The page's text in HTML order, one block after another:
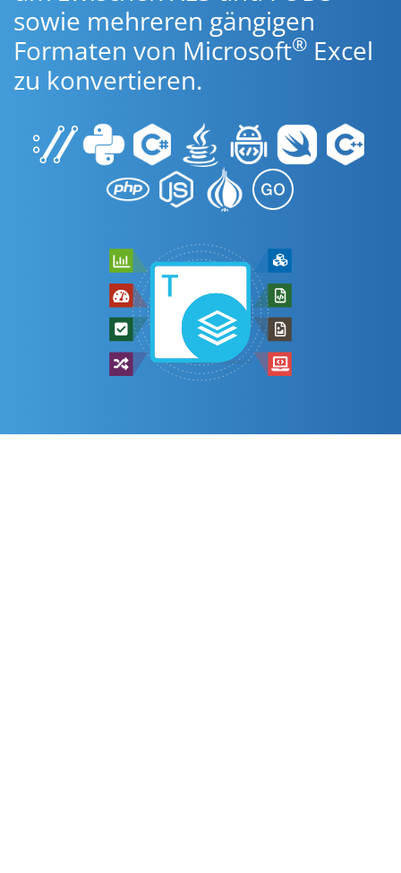
sowie mehreren gängigen
Formaten von Microsoft® Excel
zu konvertieren.